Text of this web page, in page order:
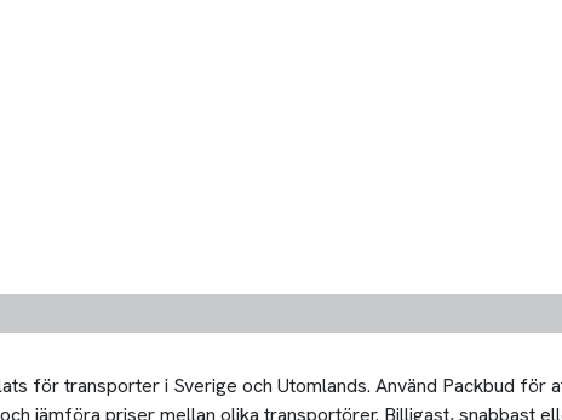
för transporter i Sverige och Utomlands. Använd Packbud
jämföra priser mellan olika transportörer. Billigast, snabbast